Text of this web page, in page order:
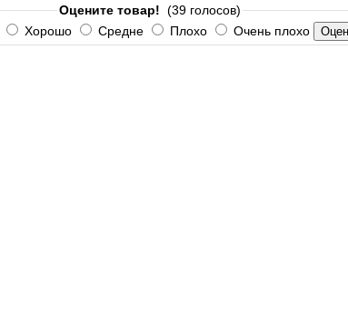
Оцените товар! (39 голосов)
Хорошо Средне Плохо Очень плохо